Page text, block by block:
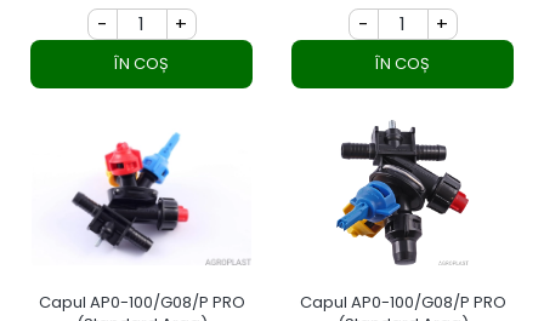
- +
ÎN COȘ
- +
ÎN COȘ
Capul AP0-100/G08/P PRO
Capul AP0-100/G08/P PRO